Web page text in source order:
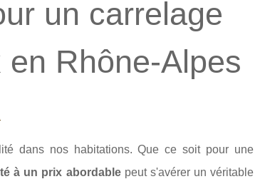
un carrelage
Rhône-Alpes
dans nos habitations. Que ce soit pour une
à un prix abordablepeut s'avérer un véritable